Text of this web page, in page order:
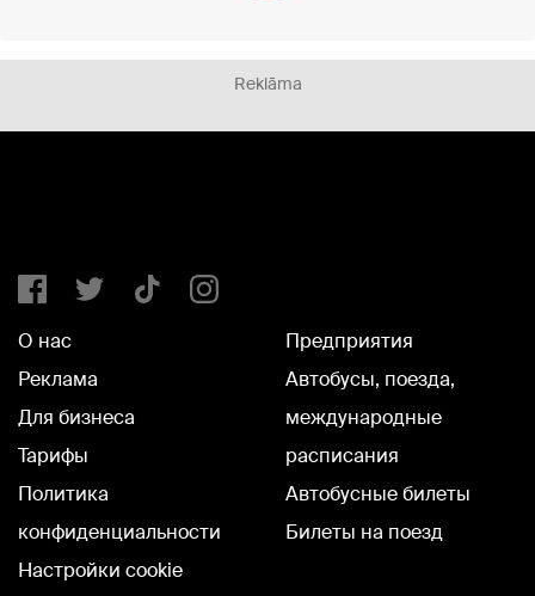
Reklāma
О нас
Реклама
Для бизнеса
Тарифы
Политика
конфиденциальности
Настройки cookie
Предприятия
Автобусы, поезда,
международные
расписания
Автобусные билеты
Билеты на поезд